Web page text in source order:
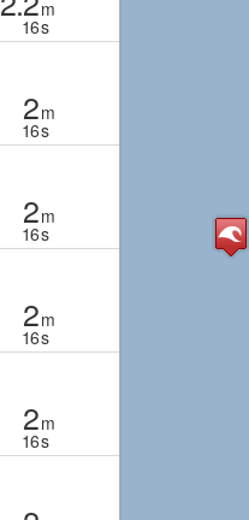
m
16s
2m
16s
2m
16s
2m
16s
2m
16s